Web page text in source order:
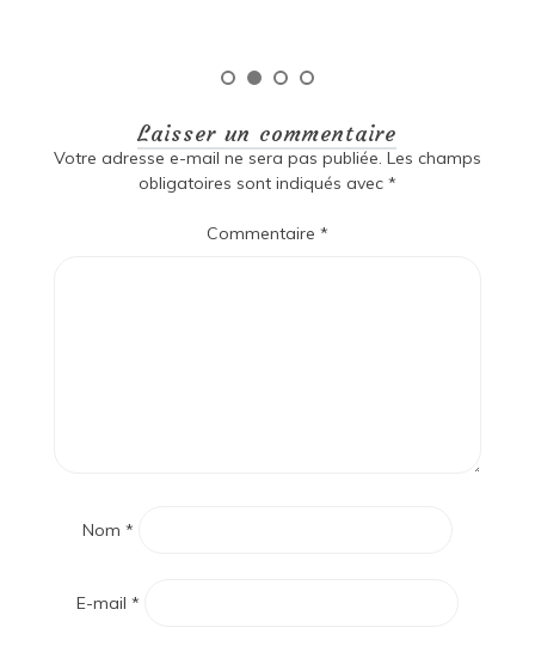
Laisser un commentaire
Votre adresse e-mail ne sera pas publiée. Les champs
obligatoires sont indiqués avec *
Commentaire *
Nom *
E-mail *